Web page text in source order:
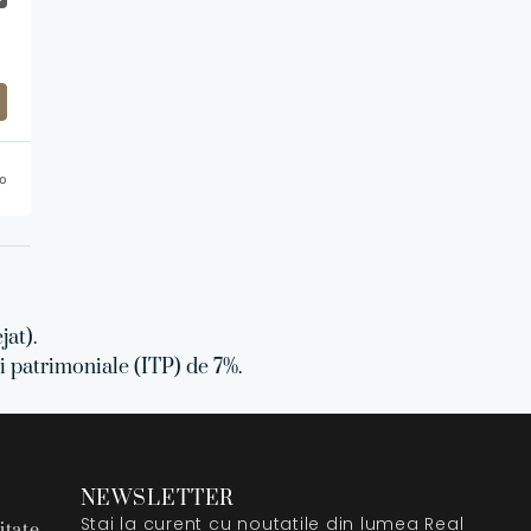
(ITP) de 7%.
NEWSLETTER
Stai la curent cu noutatile din lumea Real